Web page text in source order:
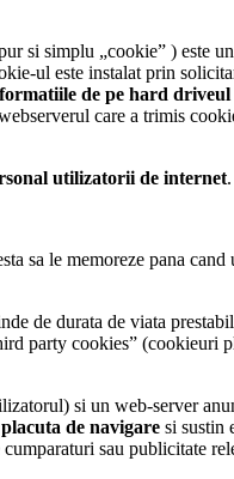
si simplu „cookie” ) este
ul este instalat prin
de pe hard
care a trimis
utilizatorii de internet.
sa le memoreze pana
de durata de viata
party cookies” (cookieuri
si un web-server
de navigare si sustin
sau publicitate